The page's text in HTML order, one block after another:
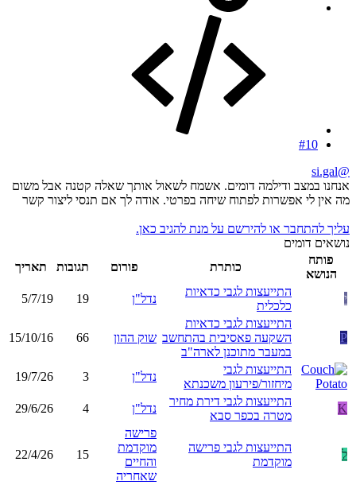
#10
@si.gal
אנחנו במצב ודילמה דומים. אשמח לשאול אותך שאלה קטנה אבל משום
מה אין לי אפשרות לפתוח שיחה בפרטי. אודה לך אם תנסי ליצור קשר
עליך להתחבר או להירשם על מנת להגיב כאן.
נושאים דומים
פותח
הנושא
כותרת פורום תגובות תאריך
י
התייעצות לגבי כדאיות
כלכלית
נדל"ן 19
5/7/19
P
התייעצות לגבי כדאיות
השקעה פאסיבית בהתחשב
במעבר מתוכנן לארה"ב
שוק ההון 66
15/10/16
התייעצות לגבי
מיחזור/פירעון משכנתא
נדל"ן 3
19/7/26
K
התייעצות לגבי דירת מחיר
מטרה בכפר סבא
נדל"ן 4
29/6/26
ל
התייעצות לגבי פרישה
מוקדמת
פרישה
מוקדמת
והחיים
שאחריה
15
22/4/26